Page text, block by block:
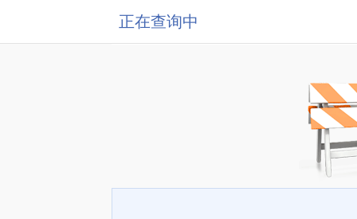
正在查询中